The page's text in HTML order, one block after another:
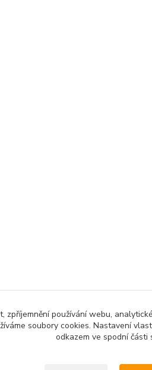
Upravit sběr
zpříjemnění používání webu,
soubory cookies. Nastavení
odkazem ve spodní části